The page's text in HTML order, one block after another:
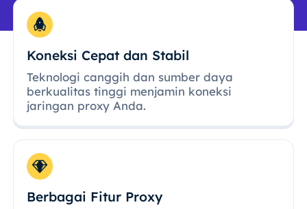
Koneksi Cepat dan Stabil
Teknologi canggih dan sumber daya
berkualitas tinggi menjamin koneksi
jaringan proxy Anda.
Berbagai Fitur Proxy